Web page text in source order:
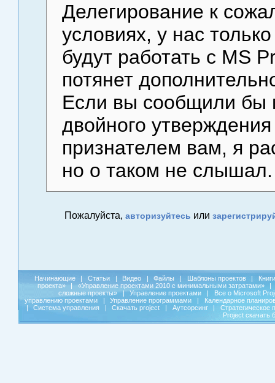
Делегирование к
условиях, у нас
будут работать с MS
потянет
Если вы сообщили бы
двойного
признателем вам, я
но о таком не
Пожалуйста, авторизуйтесь или
Начинающие | Статьи | Видео | Файлы | Шаблоны проектов |
Книги
проекта»
| «Управление проектами 2010 с минимальными затратами»
|
сложные проекты»
| Управление проектами |
Все о Microsoft
управлению проектами
| Управление программами |
Календарное
|
Система управления | Скачать project | Аутсорсинг |
Стратегическое
Project скачать